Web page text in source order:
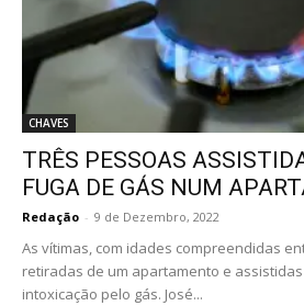
CHAVES
TRÊS PESSOAS
FUGA DE GÁS NUM
Redação - 9 de Dezembro, 2022
As vítimas, com idades compreendidas
retiradas de um apartamento e
intoxicação pelo gás. José...